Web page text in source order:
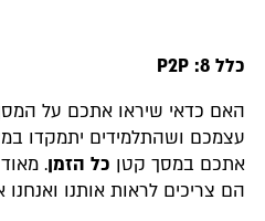
כלל 8:
P2P
האם כדאי שיראו אתכם על
עצמכם ושהתלמידים יתמקדו
אתכם במסך קטן כל הזמן.
הם צריכים לראות אותנו ואנחנו